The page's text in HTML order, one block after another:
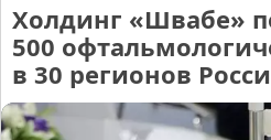
Холдинг «Швабе»
500
в 30 регионов